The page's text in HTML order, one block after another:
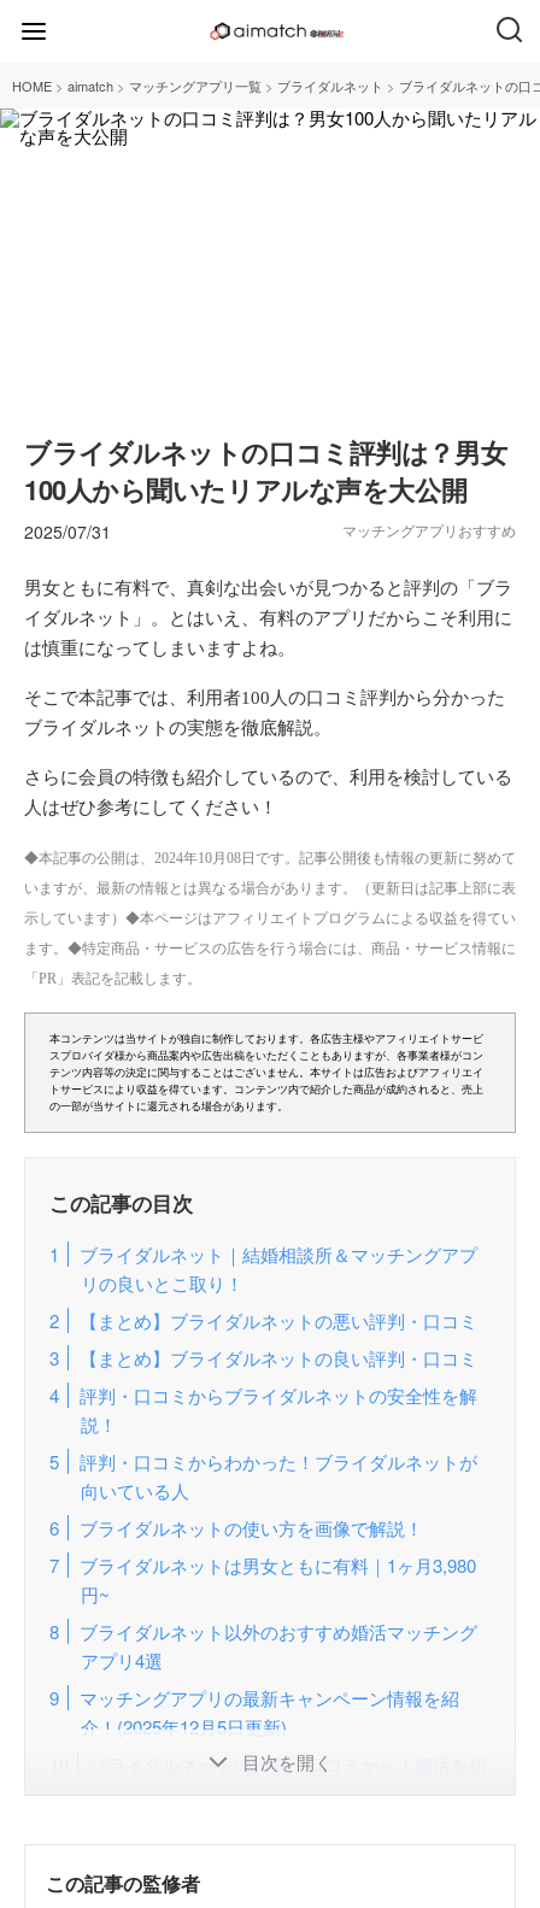
HOME > aimatch > マッチングアプリ一覧 > ブライダルネット > ブライダルネットの口
ブライダルネットの口コミ評判は？男女
100人から聞いたリアルな声を大公開
2025/07/31 マッチングアプリおすすめ
男女ともに有料で、真剣な出会いが見つかると評判の「ブラ
イダルネット」。とはいえ、有料のアプリだからこそ利用に
は慎重になってしまいますよね。
そこで本記事では、利用者100人の口コミ評判から分かった
ブライダルネットの実態を徹底解説。
さらに会員の特徴も紹介しているので、利用を検討している
人はぜひ参考にしてください！
◆本記事の公開は、2024年10月08日です。記事公開後も情報の更新に努めて
いますが、最新の情報とは異なる場合があります。（更新日は記事上部に表
示しています）◆本ページはアフィリエイトプログラムによる収益を得てい
ます。◆特定商品・サービスの広告を行う場合には、商品・サービス情報に
「PR」表記を記載します。
本コンテンツは当サイトが独自に制作しております。各広告主様やアフィリエイトサービ
スプロバイダ様から商品案内や広告出稿をいただくこともありますが、各事業者様がコン
テンツ内容等の決定に関与することはございません。本サイトは広告およびアフィリエイ
トサービスにより収益を得ています。コンテンツ内で紹介した商品が成約されると、売上
の一部が当サイトに還元される場合があります。
この記事の目次
ブライダルネット｜結婚相談所＆マッチングアプ
リの良いとこ取り！
【まとめ】ブライダルネットの悪い評判・口コミ
【まとめ】ブライダルネットの良い評判・口コミ
評判・口コミからブライダルネットの安全性を解
説！
評判・口コミからわかった！ブライダルネットが
向いている人
ブライダルネットの使い方を画像で解説！
ブライダルネットは男女ともに有料｜1ヶ月3,980
円~
ブライダルネット以外のおすすめ婚活マッチング
アプリ4選
マッチングアプリの最新キャンペーン情報を紹
介！(2025年12月5日更新)
ブライダルネットの評判・口コミから｜婚活を始
目次を開く
この記事の監修者